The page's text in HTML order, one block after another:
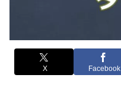
X Facebook